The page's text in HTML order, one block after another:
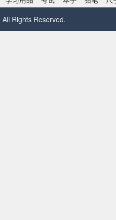
Rights Reserved.